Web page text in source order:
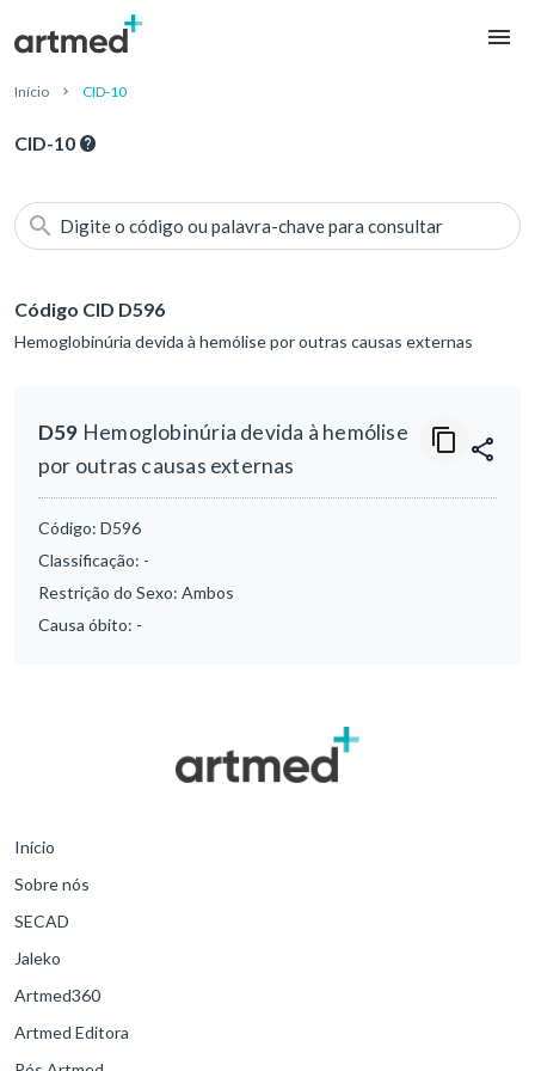
Início CID-10
CID-10
Digite o código ou palavra-chave para consultar
Código CID D596
Hemoglobinúria devida à hemólise por outras causas externas
D59 Hemoglobinúria devida à hemólise
por outras causas externas
Código: D596
Classificação: -
Restrição do Sexo: Ambos
Causa óbito: -
Início
Sobre nós
SECAD
Jaleko
Artmed360
Artmed Editora